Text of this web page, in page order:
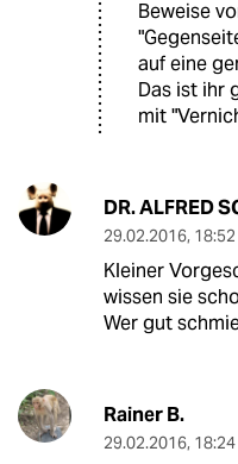
Beweise
auf eine
Das ist ihr
mit
DR. ALFRED
29.02.2016,
Kleiner
wissen sie
Wer gut
Rainer B.
29.02.2016,